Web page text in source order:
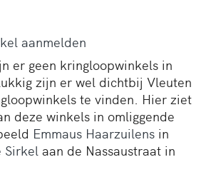
aanmelden
er geen kringloopwinkels in
zijn er wel dichtbij Vleuten
te vinden. Hier ziet
deze winkels in omliggende
Emmaus Haarzuilens in
Sirkel aan de Nassaustraat in